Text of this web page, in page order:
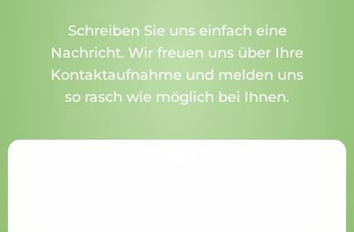
Schreiben Sie uns einfach eine
Nachricht. Wir freuen uns über Ihre
Kontaktaufnahme und melden uns
so rasch wie möglich bei Ihnen.
Aufgrund Ihrer DSGVO Einstellungen wird dieser